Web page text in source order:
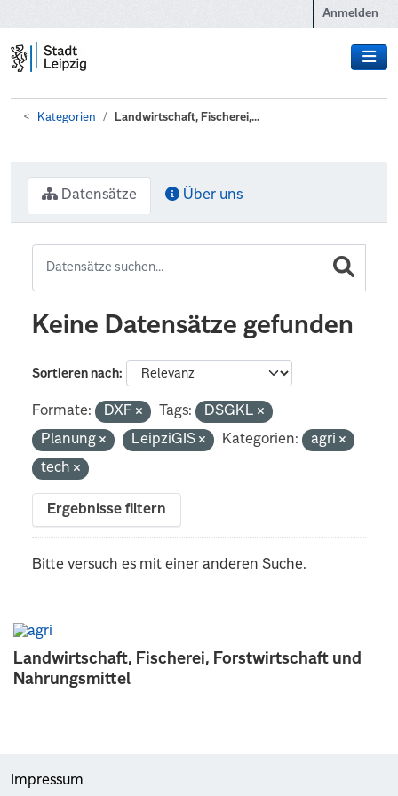
Anmelden
Kategorien Landwirtschaft, Fischerei,...
Landwirtschaft, Fischerei, Forstwirtschaft und
Nahrungsmittel
Datensätze Über uns
Keine Datensätze gefunden
Sortieren nach
Formate: DXF Tags:
DSGKL
Planung
LeipziGIS Kategorien:
agri
tech
Ergebnisse filtern
Bitte versuch es mit einer anderen Suche.
Impressum